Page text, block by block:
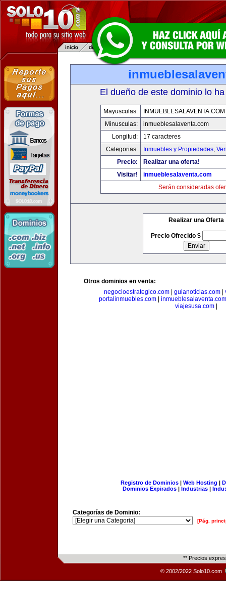
El dueño de este dominio lo
Mayusculas:
INMUEBLESALAVENTA.COM
Minusculas:
inmueblesalaventa.com
Longitud:
17 caracteres
Categorias:
Inmuebles y Propiedades,
Precio:
Realizar una oferta!
Visitar!
inmueblesalaventa.com
Serán consideradas
Realizar una Oferta
Precio Ofrecido $
Otros dominios en venta:
negocioestrategico.com| guianoticias.com|
portalinmuebles.com
inmueblesalaventa.com
viajesusa.com
Registro de Dominios| Web Hosting |
Dominios Expirados | Industrias |
Categorías de Dominio:
[Pág.
** Precios
© 2002/2022 Solo10.com